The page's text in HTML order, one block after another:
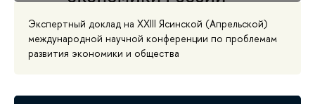
Экспертный доклад на XXIII Ясинской (Апрельской)
международной научной конференции по проблемам
развития экономики и общества